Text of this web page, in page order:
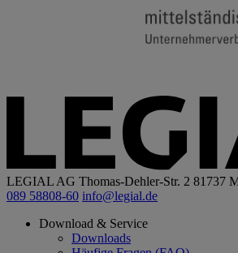
LEGIAL AG Thomas-Dehler-Str. 2 81737
089 58808-60 info@legial.de
Download & Service
Downloads